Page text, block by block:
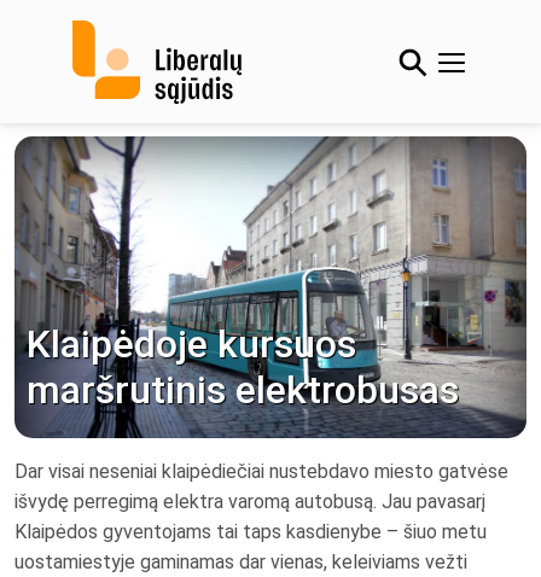
Klaipėdoje kursuos
maršrutinis elektrobusas
Dar visai neseniai klaipėdiečiai nustebdavo miesto gatvėse
išvydę perregimą elektra varomą autobusą. Jau pavasarį
Klaipėdos gyventojams tai taps kasdienybe – šiuo metu
uostamiestyje gaminamas dar vienas, keleiviams vežti